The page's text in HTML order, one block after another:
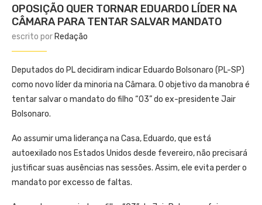
OPOSIÇÃO QUER TORNAR EDUARDO LÍDER NA
CÂMARA PARA TENTAR SALVAR MANDATO
escrito por Redação
Deputados do PL decidiram indicar Eduardo Bolsonaro (PL-SP)
como novo líder da minoria na Câmara. O objetivo da manobra é
tentar salvar o mandato do filho “03” do ex-presidente Jair
Bolsonaro.
Ao assumir uma liderança na Casa, Eduardo, que está
autoexilado nos Estados Unidos desde fevereiro, não precisará
justificar suas ausências nas sessões. Assim, ele evita perder o
mandato por excesso de faltas.